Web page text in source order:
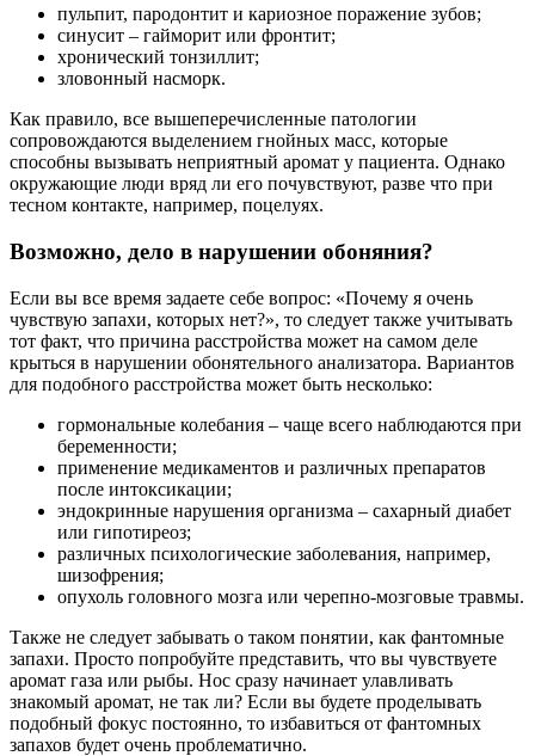
пульпит, пародонтит и кариозное поражение зубов;
синусит – гайморит или фронтит;
хронический тонзиллит;
зловонный насморк.
Как правило, все вышеперечисленные патологии
сопровождаются выделением гнойных масс, которые
способны вызывать неприятный аромат у пациента. Однако
окружающие люди вряд ли его почувствуют, разве что при
тесном контакте, например, поцелуях.
Возможно, дело в нарушении обоняния?
Если вы все время задаете себе вопрос: «Почему я очень
чувствую запахи, которых нет?», то следует также учитывать
тот факт, что причина расстройства может на самом деле
крыться в нарушении обонятельного анализатора. Вариантов
для подобного расстройства может быть несколько:
гормональные колебания – чаще всего наблюдаются при
беременности;
применение медикаментов и различных препаратов
после интоксикации;
эндокринные нарушения организма – сахарный диабет
или гипотиреоз;
различных психологические заболевания, например,
шизофрения;
опухоль головного мозга или черепно-мозговые травмы.
Также не следует забывать о таком понятии, как фантомные
запахи. Просто попробуйте представить, что вы чувствуете
аромат газа или рыбы. Нос сразу начинает улавливать
знакомый аромат, не так ли? Если вы будете проделывать
подобный фокус постоянно, то избавиться от фантомных
запахов будет очень проблематично.